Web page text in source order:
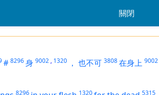
關閉
# 8296身 9002 , 1320 ， 也不可 3808在身上 9002
8296 1320 5315